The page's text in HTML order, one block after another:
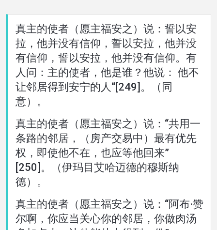
語言
真主的使者（愿主福安之）说：誓以安
拉，他并没有信仰，誓以安拉，他并没
有信仰，誓以安拉，他并没有信仰。有
人问：主的使者，他是谁？他说： 他不
让邻居得到安宁的人“[249]。（同
意）。
真主的使者（愿主福安之）说：“共用一
条路的邻居，（房产交易中）最有优先
权，即使他不在，也应等他回来”
[250]。（伊玛目艾哈迈德的穆斯纳
德）。
真主的使者（愿主福安之）说：“阿布·赞
尔啊，你应当关心你的邻居，你做肉汤